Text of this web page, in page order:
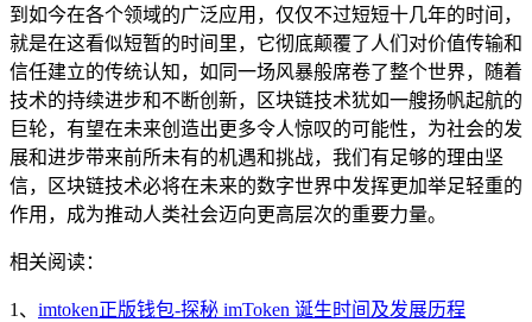
到如今在各个领域的广泛应用，仅仅不过短短十几年的时间，
就是在这看似短暂的时间里，它彻底颠覆了人们对价值传输和
信任建立的传统认知，如同一场风暴般席卷了整个世界，随着
技术的持续进步和不断创新，区块链技术犹如一艘扬帆起航的
巨轮，有望在未来创造出更多令人惊叹的可能性，为社会的发
展和进步带来前所未有的机遇和挑战，我们有足够的理由坚
信，区块链技术必将在未来的数字世界中发挥更加举足轻重的
作用，成为推动人类社会迈向更高层次的重要力量。
相关阅读：
1、 imtoken正版钱包-探秘 imToken 诞生时间及发展历程